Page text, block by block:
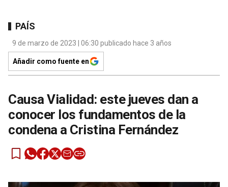
PAÍS
9 de marzo de 2023 | 06:30 publicado hace 3 años
Añadir como fuente en
Causa Vialidad: este jueves dan a
conocer los fundamentos de la
condena a Cristina Fernández